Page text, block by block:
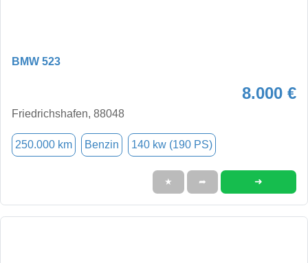
BMW 523
8.000 €
Friedrichshafen, 88048
250.000 km Benzin 140 kw (190 PS)
★ ➦ ➜